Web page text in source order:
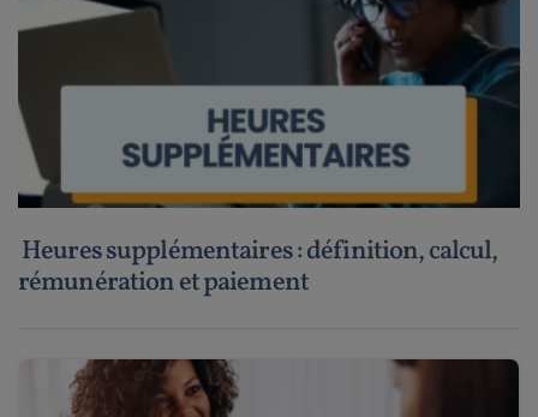
Heures supplémentaires : définition, calcul,
rémunération et paiement